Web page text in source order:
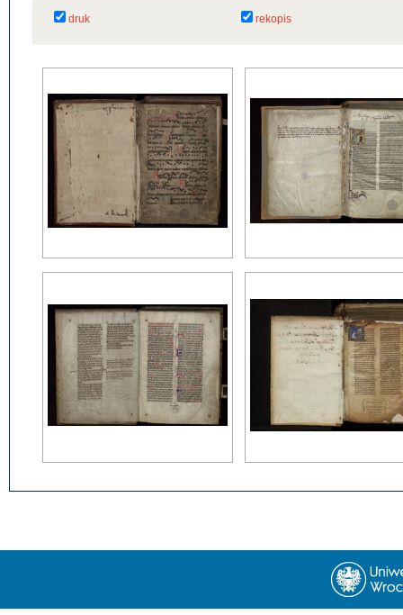
druk rekopis